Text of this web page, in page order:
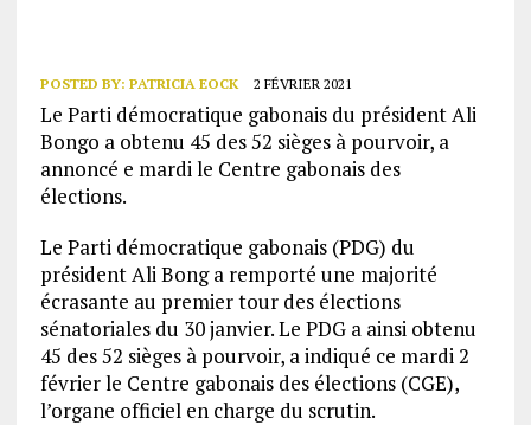
POSTED BY: PATRICIA EOCK 2 FÉVRIER 2021
Le Parti démocratique gabonais du président Ali
Bongo a obtenu 45 des 52 sièges à pourvoir, a
annoncé e mardi le Centre gabonais des
élections.
Le Parti démocratique gabonais (PDG) du
président Ali Bong a remporté une majorité
écrasante au premier tour des élections
sénatoriales du 30 janvier. Le PDG a ainsi obtenu
45 des 52 sièges à pourvoir, a indiqué ce mardi 2
février le Centre gabonais des élections (CGE),
l’organe officiel en charge du scrutin.